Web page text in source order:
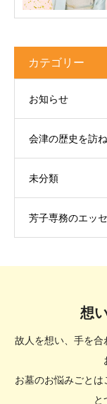
カテゴリー
お知らせ
会津の歴史を訪
未分類
芳子専務のエッ
想
故人を想い、手を
お墓のお悩みごと
と